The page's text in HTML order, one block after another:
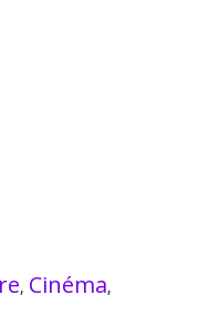
, Cinéma,